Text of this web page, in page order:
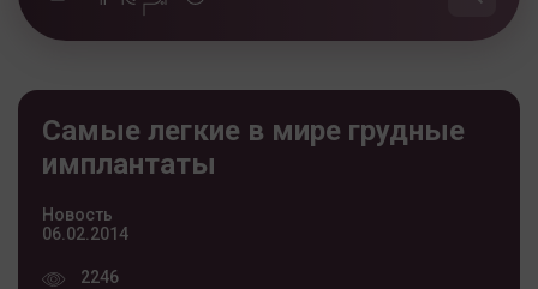
Самые легкие в мире грудные
имплантаты
Новость
06.02.2014
2246